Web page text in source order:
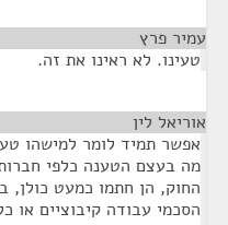
עמיר פרץ
טעינו. לא ראינו את זה.
אוריאל לין
אפשר תמיד לומר למישהו
מה בעצם הטענה כלפי
החוק, הן חתמו כמעט כולן,
הסכמי עבודה קיבוציים או